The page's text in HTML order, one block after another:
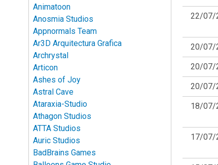
Animatoon
Anosmia Studios
Appnormals Team
Ar3D Arquitectura Grafica
Archrystal
Articon
Ashes of Joy
Astral Cave
Ataraxia-Studio
Athagon Studios
ATTA Studios
Auric Studios
BadBrains Games
22/07/
20/07/
20/07/
20/07/
18/07/
17/07/